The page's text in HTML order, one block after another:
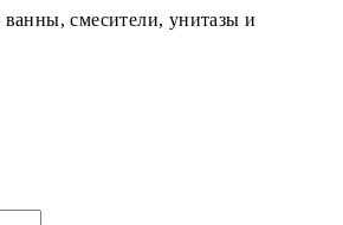
смесители, унитазы и